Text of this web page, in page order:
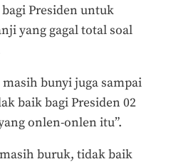
Presiden untuk
yang gagal total soal
bunyi juga sampai
baik bagi Presiden 02
onlen-onlen itu”.
buruk, tidak baik